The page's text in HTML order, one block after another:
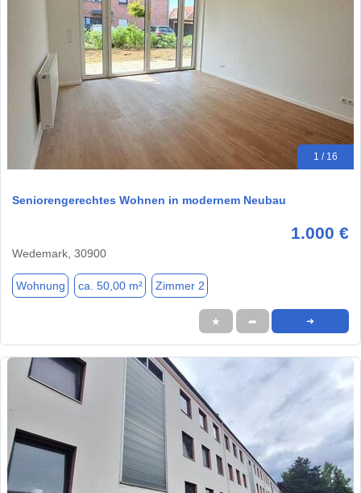
1 / 16
Seniorengerechtes Wohnen in modernem Neubau
1.000 €
Wedemark, 30900
Wohnung ca. 50,00 m² Zimmer 2
★ ➦ ➜